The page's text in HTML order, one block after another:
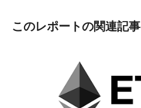
このレポートの関連記事